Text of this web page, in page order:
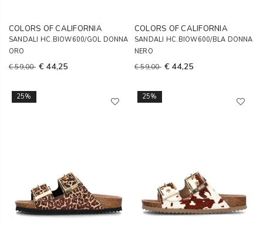
COLORS OF CALIFORNIA
SANDALI HC.BIOW600/GOL DONNA
ORO
€ 59,00 € 44,25
COLORS OF CALIFORNIA
SANDALI HC.BIOW600/BLA DONNA
NERO
€ 59,00 € 44,25
25% 25%